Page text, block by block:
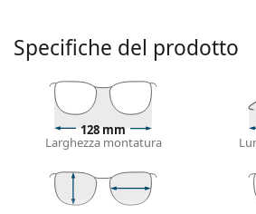
Montatura per occhiali
Il colore nero della montatura si
perfettamente a un sottotono
capelli biondo chiaro, castano
Le montature rotonde sono la
La montatura degli occhiali è in
mantiene al meglio la sua
Specifiche del prodotto
128 mm
Larghezza montatura